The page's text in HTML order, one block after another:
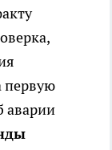
первую
аварии